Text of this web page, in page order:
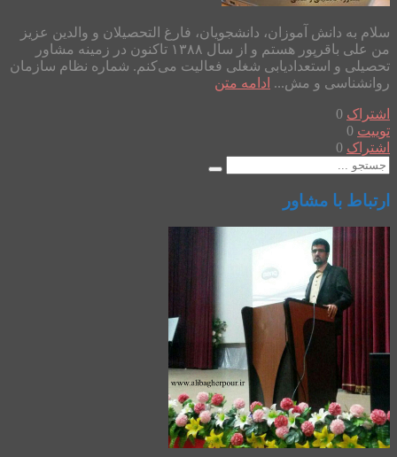
سلام به دانش آموزان، دانشجویان، فارغ التحصیلان و والدین عزیز
من علی باقرپور هستم و از سال ۱۳۸۸ تاکنون در زمینه مشاور
تحصیلی و استعدادیابی شغلی فعالیت می‌کنم. شماره نظام سازمان
روانشناسی و مش... ادامه متن
اشتراک 0
توییت 0
اشتراک 0
ارتباط با مشاور